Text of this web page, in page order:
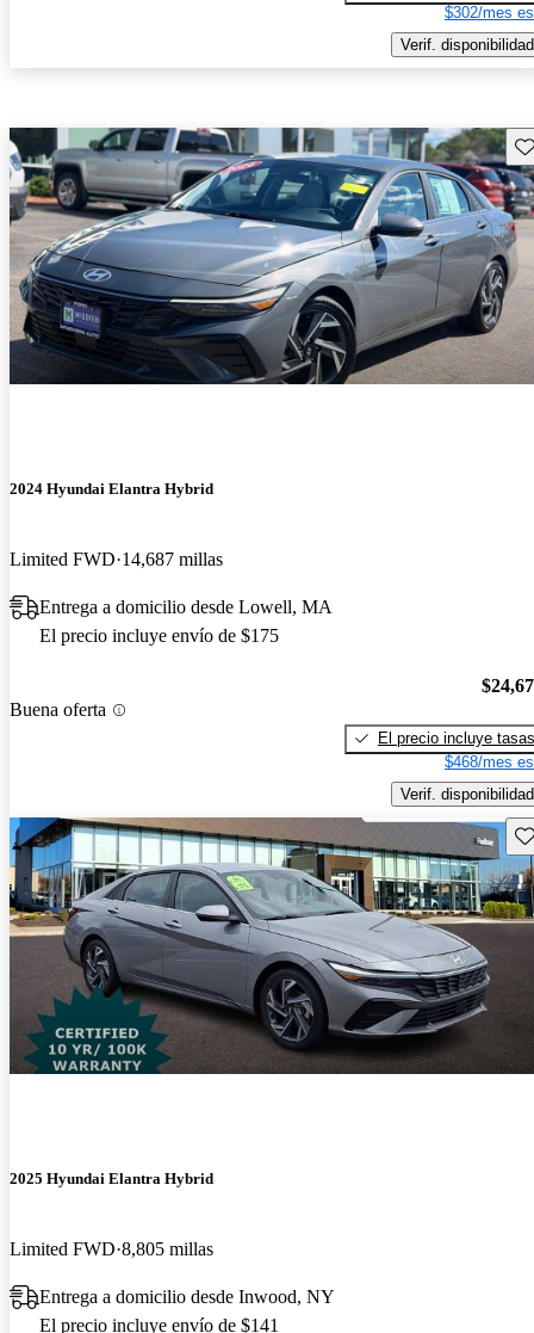
$302/mes
Verif. disponibilidad
2024 Hyundai Elantra Hybrid
Limited FWD 14,687 millas
Entrega a domicilio desde Lowell, MA
El precio incluye envío de $175
Buena oferta
El precio incluye tasas
$468/mes
Verif. disponibilidad
2025 Hyundai Elantra Hybrid
Limited FWD 8,805 millas
Entrega a domicilio desde Inwood, NY
El precio incluye envío de $141